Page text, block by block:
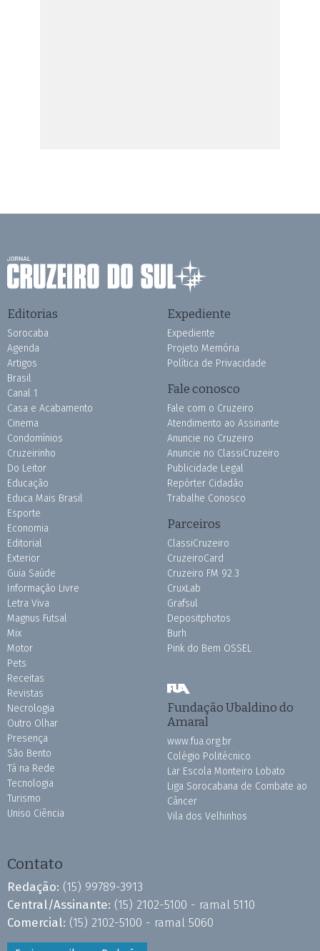
Editorias
Sorocaba
Agenda
Artigos
Brasil
Canal 1
Casa e Acabamento
Cinema
Condomínios
Cruzeirinho
Do Leitor
Educação
Educa Mais Brasil
Esporte
Economia
Editorial
Exterior
Guia Saúde
Informação Livre
Letra Viva
Magnus Futsal
Mix
Motor
Pets
Receitas
Revistas
Necrologia
Outro Olhar
Presença
São Bento
Tá na Rede
Tecnologia
Turismo
Uniso Ciência
Expediente
Expediente
Projeto Memória
Política de Privacidade
Fale conosco
Fale com o Cruzeiro
Atendimento ao Assinante
Anuncie no Cruzeiro
Anuncie no ClassiCruzeiro
Publicidade Legal
Repórter Cidadão
Trabalhe Conosco
Parceiros
ClassiCruzeiro
CruzeiroCard
Cruzeiro FM 92.3
CruxLab
Grafsul
Depositphotos
Burh
Pink do Bem OSSEL
Fundação Ubaldino do
Amaral
www.fua.org.br
Colégio Politécnico
Lar Escola Monteiro Lobato
Liga Sorocabana de Combate ao
Câncer
Vila dos Velhinhos
Contato
Redação: (15) 99789-3913
Central/Assinante: (15) 2102-5100 - ramal 5110
Comercial: (15) 2102-5100 - ramal 5060